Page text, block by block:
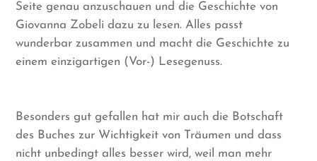
Seite genau anzuschauen und die Geschichte von
Giovanna Zobeli dazu zu lesen. Alles passt
wunderbar zusammen und macht die Geschichte zu
einem einzigartigen (Vor-) Lesegenuss.
Besonders gut gefallen hat mir auch die Botschaft
des Buches zur Wichtigkeit von Träumen und dass
nicht unbedingt alles besser wird, weil man mehr